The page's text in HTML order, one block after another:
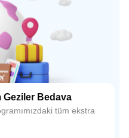
Geziler Bedava
tüm ekstra